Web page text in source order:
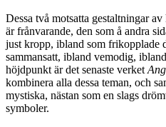
Dessa två motsatta gestaltningar
är frånvarande, den som å andra
just kropp, ibland som frikopplade
sammansatt, ibland vemodig,
höjdpunkt är det senaste verket
kombinera alla dessa teman, och
mystiska, nästan som en slags
symboler.